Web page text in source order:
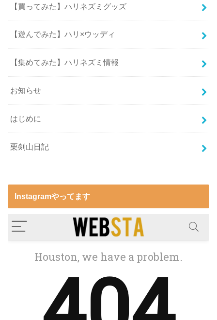
【買ってみた】ハリネズミグッズ
【遊んでみた】ハリ×ウッディ
【集めてみた】ハリネズミ情報
お知らせ
はじめに
栗剣山日記
Instagramやってます